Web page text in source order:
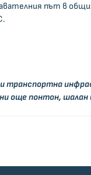
път в
и транспортна
още понтон, шалан